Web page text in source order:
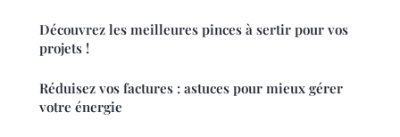
Découvrez les meilleures pinces à sertir pour vos
projets !
Réduisez vos factures : astuces pour mieux gérer
votre énergie